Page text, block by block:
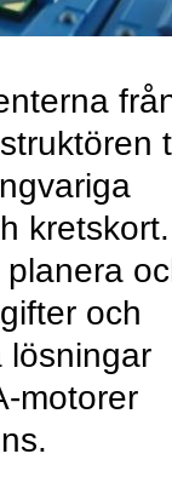
kretskort.
planera
och
lösningar
motorer